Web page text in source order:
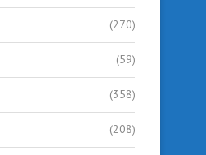
(270)
(59)
(358)
(208)